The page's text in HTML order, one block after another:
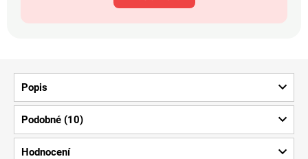
Popis
Podobné (10)
Hodnocení